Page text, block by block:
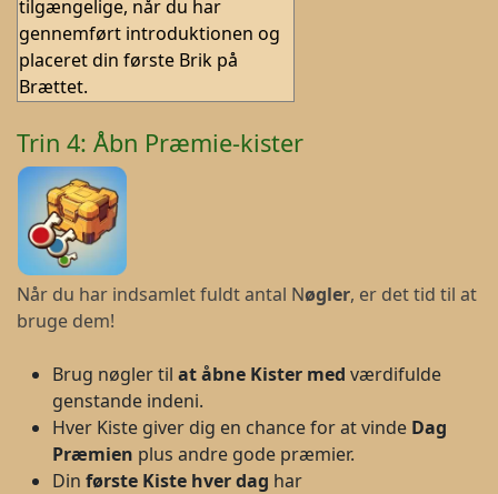
tilgængelige, når du har
gennemført introduktionen og
placeret din første Brik på
Brættet.
Trin 4: Åbn Præmie-kister
Når du har indsamlet fuldt antal Nøgler, er det tid til at
bruge dem!
Brug nøgler til at åbne Kister med værdifulde
genstande indeni.
Hver Kiste giver dig en chance for at vinde Dag
Præmien plus andre gode præmier.
Din første Kiste hver dag har